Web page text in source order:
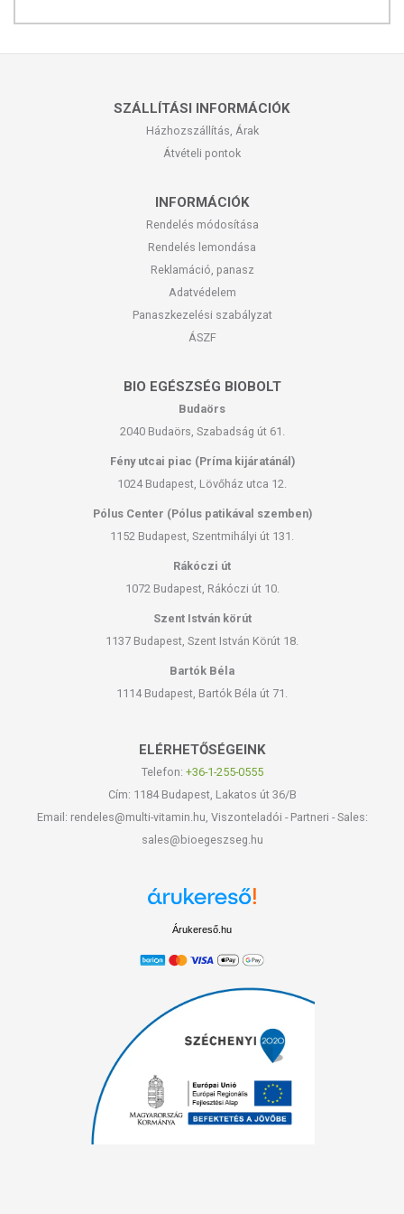
hatással van a húgyúti és prosztata betegségekben szenvedőknél.
Gazdag vitamin- és ásványi anyag, illetve eszenciális aminosav
Nagy segítséget nyújthat csökkent immunrendszer esetében,
természetesen stimulálva és megerősítve ennek működését növelve a
Ajánlott minimum 8 hetes kúrát tartani, de fogyasztható korlátozás
Gyermekek: minimum 1 teáskanál naponta -
3g; Felnőttek: minimum 1 evőkanál naponta - 5 - 10g
Bizonyos esetekben a napi ajánlott adag növelhető, szakértő
A természetes erjedési folyamatnak köszönhetően, a méhkenyeret a
nyers virágporra allergiás személyek is fogyaszthatják. Ugyanebből az
összetevőinek a hatása csökkenne.
ÖSSZETEVŐK
és hatásai még komplexebbek.
C, E és K vitamint, tejsavat, enzimeket, ásványi anyagokat (nátrium,
kálium, foszfor, cink, magnézium, kalcium, vas, szelén) és esszenciális
TOVÁBBI TUDNIVALÓK
Minőségét megőrzi: Lásd a csomagoláson feltüntetett időpontot.
hogy naprakészek legyenek. Szeretnénk felhívni azonban a figyelmet,
hogy ennek ellenére a webshopon szereplő adatok (beleértve a
termékfotókat, tápérték-, összetétel-, és allergén információkat is) csak
tájékoztató jellegűek, a tényleges értékek eltérhetnek az élelmiszerek
természetéből adódóan. A friss, aktuális információkat a termékek
csomagolásán találják meg.
Az étrend-kiegészítők az érvényben levő európai uniós szabályozás
SZÁLLÍTÁSI INFORMÁCIÓK
Házhozszállítás, Árak
Átvételi pontok
INFORMÁCIÓK
Rendelés módosítása
Rendelés lemondása
Reklamáció, panasz
Adatvédelem
Panaszkezelési szabályzat
ÁSZF
BIO EGÉSZSÉG BIOBOLT
Budaörs
2040 Budaörs, Szabadság út 61.
Fény utcai piac (Príma kijáratánál)
1024 Budapest, Lövőház utca 12.
Pólus Center (Pólus patikával szemben)
1152 Budapest, Szentmihályi út 131.
Rákóczi út
1072 Budapest, Rákóczi út 10.
Szent István körút
1137 Budapest, Szent István Körút 18.
Bartók Béla
1114 Budapest, Bartók Béla út 71.
ELÉRHETŐSÉGEINK
Telefon: +36-1-255-0555
Cím: 1184 Budapest, Lakatos út 36/B
Email: rendeles@multi-vitamin.hu, Viszonteladói - Partneri - Sales:
sales@bioegeszseg.hu
Árukereső.hu